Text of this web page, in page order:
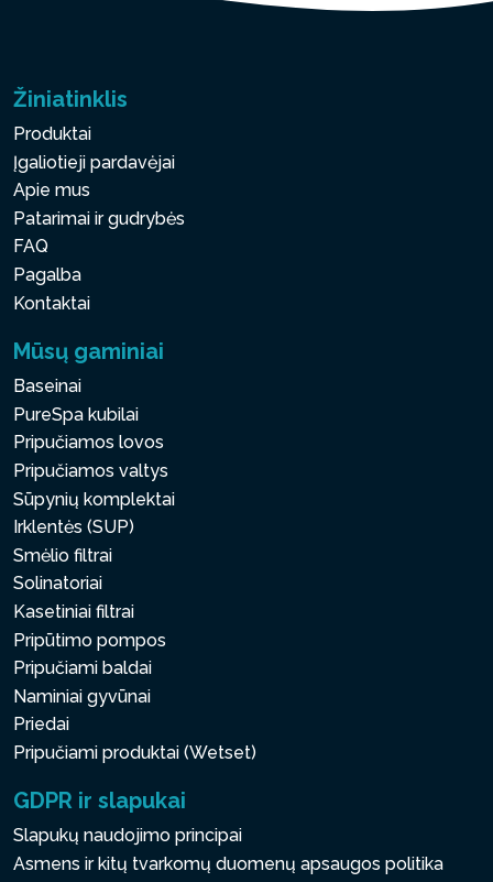
Žiniatinklis
Produktai
Įgaliotieji pardavėjai
Apie mus
Patarimai ir gudrybės
FAQ
Pagalba
Kontaktai
Mūsų gaminiai
Baseinai
PureSpa kubilai
Pripučiamos lovos
Pripučiamos valtys
Sūpynių komplektai
Irklentės (SUP)
Smėlio filtrai
Solinatoriai
Kasetiniai filtrai
Pripūtimo pompos
Pripučiami baldai
Naminiai gyvūnai
Priedai
Pripučiami produktai (Wetset)
GDPR ir slapukai
Slapukų naudojimo principai
Asmens ir kitų tvarkomų duomenų apsaugos politika